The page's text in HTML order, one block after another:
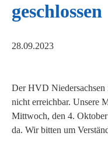
geschlossen
28.09.2023
Der HVD Niedersachsen
nicht erreichbar. Unsere
Mittwoch, den 4.
da. Wir bitten um